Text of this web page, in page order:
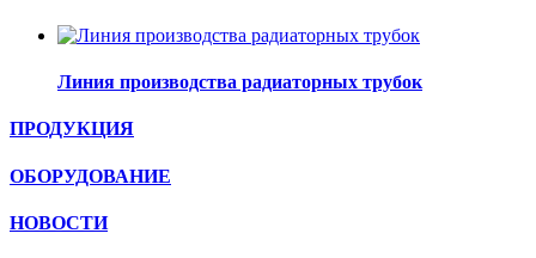
Линия производства радиаторных трубок
ПРОДУКЦИЯ
ОБОРУДОВАНИЕ
НОВОСТИ